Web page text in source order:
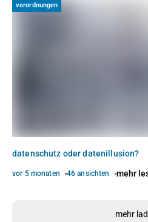
verordnungen
datenschutz oder datenillusion?
vor 5 monaten 46 ansichten mehr
mehr